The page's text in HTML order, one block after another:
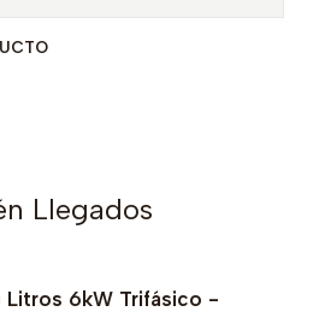
Llegados
Litros 6kW Trifásico -